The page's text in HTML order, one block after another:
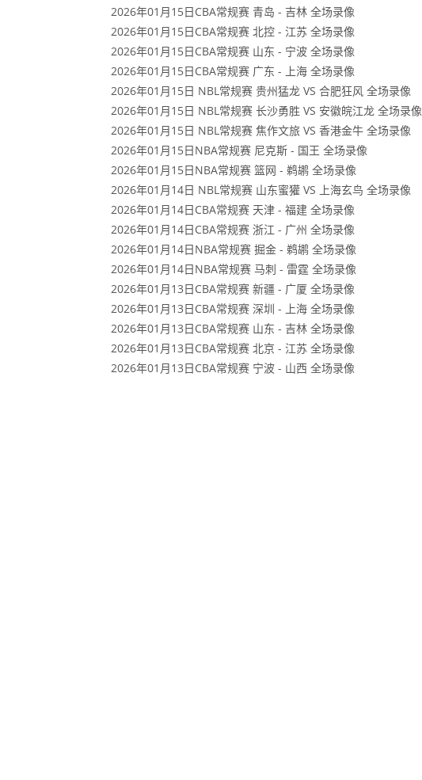
2026年01月15日CBA常规赛 青岛 - 吉林 全场录像
2026年01月15日CBA常规赛 北控 - 江苏 全场录像
2026年01月15日CBA常规赛 山东 - 宁波 全场录像
2026年01月15日CBA常规赛 广东 - 上海 全场录像
2026年01月15日 NBL常规赛 贵州猛龙 VS 合肥狂风 全场录像
2026年01月15日 NBL常规赛 长沙勇胜 VS 安徽皖江龙 全场录像
2026年01月15日 NBL常规赛 焦作文旅 VS 香港金牛 全场录像
2026年01月15日NBA常规赛 尼克斯 - 国王 全场录像
2026年01月15日NBA常规赛 篮网 - 鹈鹕 全场录像
2026年01月14日 NBL常规赛 山东蜜獾 VS 上海玄鸟 全场录像
2026年01月14日CBA常规赛 天津 - 福建 全场录像
2026年01月14日CBA常规赛 浙江 - 广州 全场录像
2026年01月14日NBA常规赛 掘金 - 鹈鹕 全场录像
2026年01月14日NBA常规赛 马刺 - 雷霆 全场录像
2026年01月13日CBA常规赛 新疆 - 广厦 全场录像
2026年01月13日CBA常规赛 深圳 - 上海 全场录像
2026年01月13日CBA常规赛 山东 - 吉林 全场录像
2026年01月13日CBA常规赛 北京 - 江苏 全场录像
2026年01月13日CBA常规赛 宁波 - 山西 全场录像